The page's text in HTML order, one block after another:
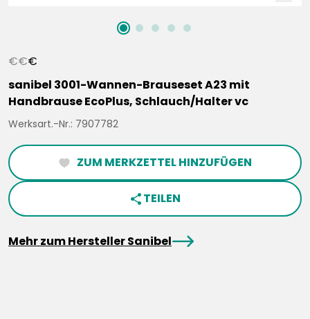
€€€
sanibel 3001-Wannen-Brauseset A23 mit
Handbrause EcoPlus, Schlauch/Halter vc
Werksart.-Nr.: 7907782
heartFilled ZUM MERKZETTEL HINZUFÜGEN
share TEILEN
Mehr zum Hersteller SanibelarrowRight